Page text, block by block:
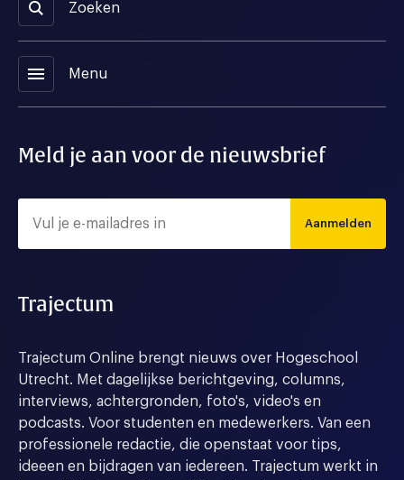
Zoeken
menu Menu
Meld je aan voor de nieuwsbrief
Aanmelden
Trajectum
Trajectum Online brengt nieuws over Hogeschool
Utrecht. Met dagelijkse berichtgeving, columns,
interviews, achtergronden, foto's, video's en
podcasts. Voor studenten en medewerkers. Van een
professionele redactie, die openstaat voor tips,
ideeen en bijdragen van iedereen. Trajectum werkt in